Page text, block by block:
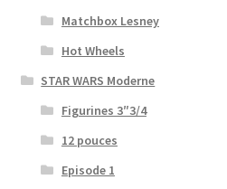
Matchbox Lesney
Hot Wheels
STAR WARS Moderne
Figurines 3″3/4
12 pouces
Episode 1